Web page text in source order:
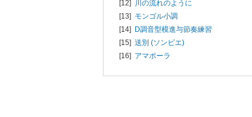
[12] 川の流れのように
[13] モンゴル小調
[14] D調音型模進与節奏練習
[15] 送別 (ソンビエ)
[16] アマポーラ